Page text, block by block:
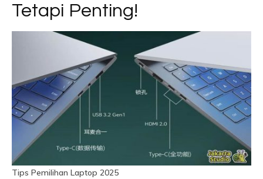
Tetapi Penting!
Tips Pemilihan Laptop 2025